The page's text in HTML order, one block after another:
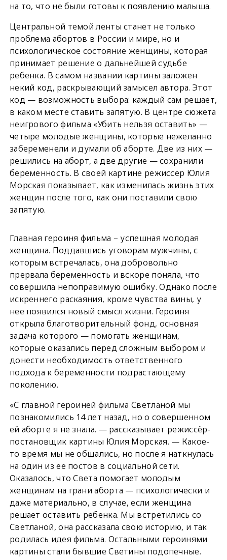
на то, что не были готовы к появлению малыша.
Центральной темой ленты станет не только
проблема абортов в России и мире, но и
психологическое состояние женщины, которая
принимает решение о дальнейшей судьбе
ребенка. В самом названии картины заложен
некий код, раскрывающий замысел автора. Этот
код — возможность выбора: каждый сам решает,
в каком месте ставить запятую. В центре сюжета
неигрового фильма «Убить нельзя оставить» —
четыре молодые женщины, которые нежеланно
забеременели и думали об аборте. Две из них —
решились на аборт, а две другие — сохранили
беременность. В своей картине режиссер Юлия
Морская показывает, как изменилась жизнь этих
женщин после того, как они поставили свою
запятую.
Главная героиня фильма – успешная молодая
женщина. Поддавшись уговорам мужчины, с
которым встречалась, она добровольно
прервала беременность и вскоре поняла, что
совершила непоправимую ошибку. Однако после
искреннего раскаяния, кроме чувства вины, у
нее появился новый смысл жизни. Героиня
открыла благотворительный фонд, основная
задача которого — помогать женщинам,
которые оказались перед сложным выбором и
донести необходимость ответственного
подхода к беременности подрастающему
поколению.
«С главной героиней фильма Светланой мы
познакомились 14 лет назад, но о совершенном
ей аборте я не знала. — рассказывает режиссёр-
постановщик картины Юлия Морская. — Какое-
то время мы не общались, но после я наткнулась
на один из ее постов в социальной сети.
Оказалось, что Света помогает молодым
женщинам на грани аборта — психологически и
даже материально, в случае, если женщина
решает оставить ребенка. Мы встретились со
Светланой, она рассказала свою историю, и так
родилась идея фильма. Остальными героинями
картины стали бывшие Светины подопечные.